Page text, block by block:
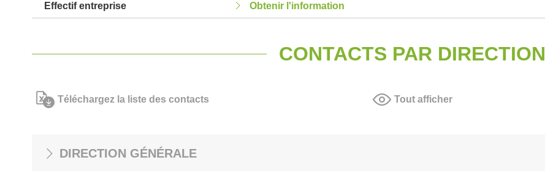
Effectif entreprise Obtenir l'information
CONTACTS PAR DIRECTION
Téléchargez la liste des contacts Tout afficher
DIRECTION GÉNÉRALE